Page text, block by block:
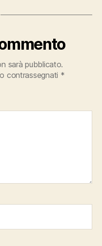
sarà pubblicato.
contrassegnati *